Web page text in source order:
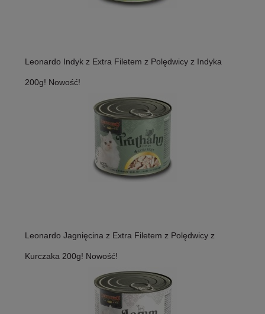
Leonardo Indyk z Extra Filetem z Polędwicy z Indyka
200g! Nowość!
Leonardo Jagnięcina z Extra Filetem z Polędwicy z
Kurczaka 200g! Nowość!